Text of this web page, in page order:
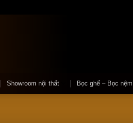
Showroom nội thất Bọc ghế – Bọc nệm